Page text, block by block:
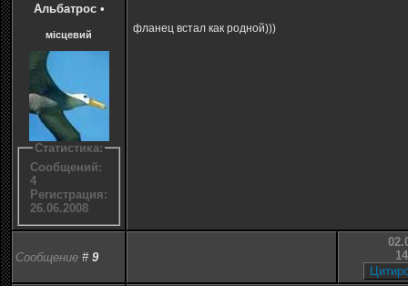
Альбатрос •
місцевий
Статистика:
Сообщений:
4
Регистрация:
26.06.2008
фланец встал как родной)))
Сообщение # 9